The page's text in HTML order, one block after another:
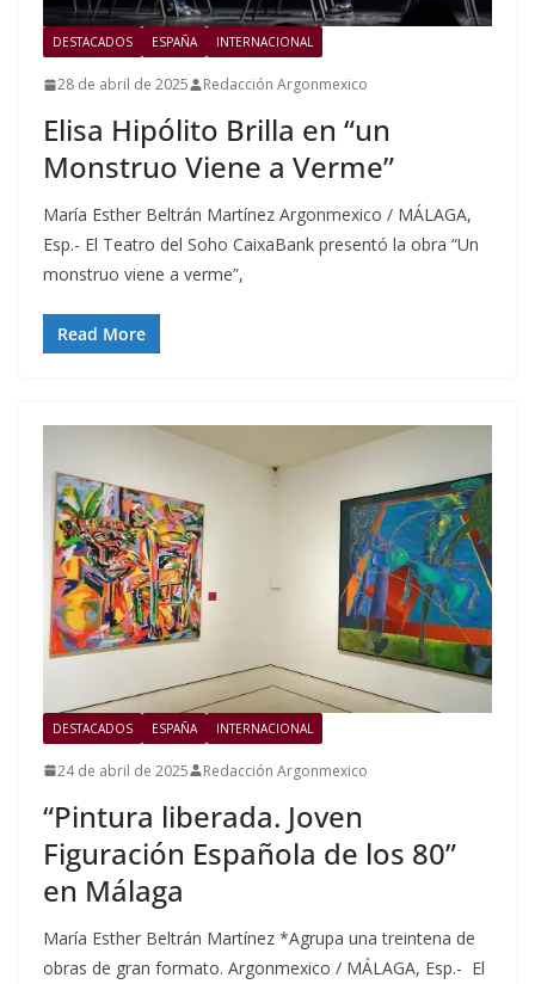
DESTACADOS ESPAÑA INTERNACIONAL
28 de abril de 2025 Redacción Argonmexico
Elisa Hipólito Brilla en “un
Monstruo Viene a Verme”
María Esther Beltrán Martínez Argonmexico / MÁLAGA,
Esp.- El Teatro del Soho CaixaBank presentó la obra “Un
monstruo viene a verme”,
Read More
DESTACADOS ESPAÑA INTERNACIONAL
24 de abril de 2025 Redacción Argonmexico
“Pintura liberada. Joven
Figuración Española de los 80”
en Málaga
María Esther Beltrán Martínez *Agrupa una treintena de
obras de gran formato. Argonmexico / MÁLAGA, Esp.- El